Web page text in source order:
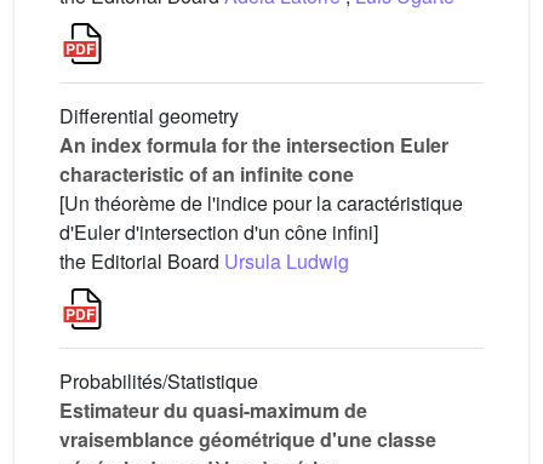
Differential geometry
An index formula for the intersection Euler
characteristic of an infinite cone
[Un théorème de l'indice pour la caractéristique
d'Euler d'intersection d'un cône infini]
the Editorial Board Ursula Ludwig
Probabilités/Statistique
Estimateur du quasi-maximum de
vraisemblance géométrique d'une classe